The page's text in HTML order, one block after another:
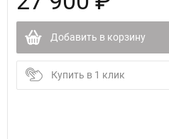
Добавить в корзину
Купить в 1 клик